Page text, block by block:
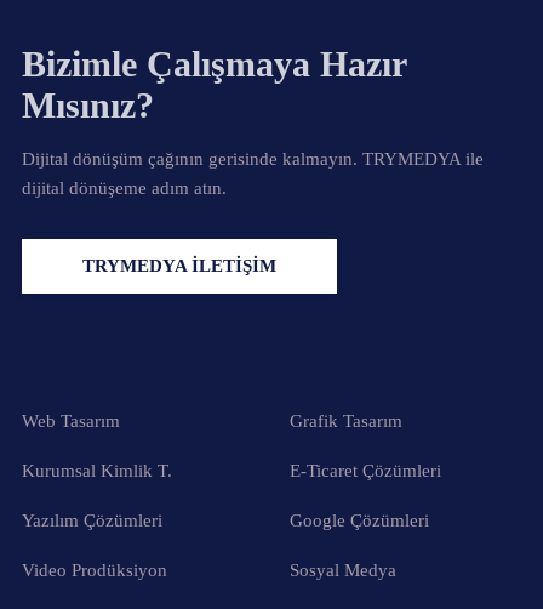
Bizimle Çalışmaya Hazır
Mısınız?
Dijital dönüşüm çağının gerisinde kalmayın. TRYMEDYA ile
dijital dönüşeme adım atın.
TRYMEDYA İLETİŞİM
Web Tasarım Grafik Tasarım
Kurumsal Kimlik T. E-Ticaret Çözümleri
Yazılım Çözümleri Google Çözümleri
Video Prodüksiyon Sosyal Medya